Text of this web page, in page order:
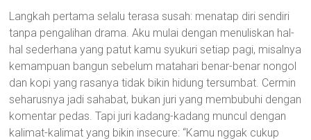
Langkah pertama selalu terasa susah: menatap diri sendiri
tanpa pengalihan drama. Aku mulai dengan menuliskan hal-
hal sederhana yang patut kamu syukuri setiap pagi, misalnya
kemampuan bangun sebelum matahari benar-benar nongol
dan kopi yang rasanya tidak bikin hidung tersumbat. Cermin
seharusnya jadi sahabat, bukan juri yang membubuhi dengan
komentar pedas. Tapi juri kadang-kadang muncul dengan
kalimat-kalimat yang bikin insecure: “Kamu nggak cukup